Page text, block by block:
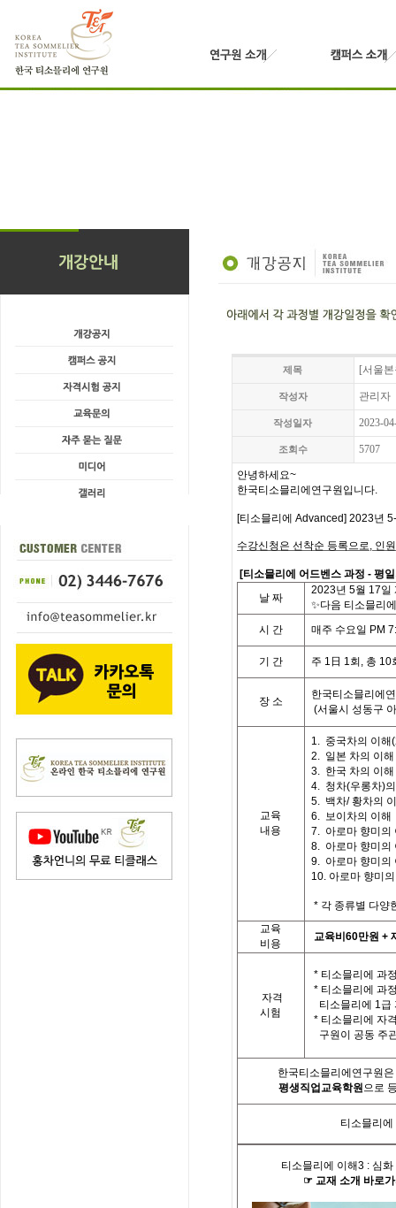
제목 [서울
작성자 관리자
작성일자 2023-
조회수 5707
안녕하세요~
한국티소믈리에연구원입니다.
[티소믈리에 Advanced] 2023년
수강신청은 선착순 등록으로, 인
[티소믈리에 어드벤스 과정 - 평
날 짜
2023년 5월 17일
✨다음 티소믈리
시
간 매주 수요일 PM
기 간 주 1 日 1회 , 총 10
장 소
한국티소믈리에
(서울시 성동구
교육
내용
1. 중국차의 이해
2. 일본 차의 이해
3. 한국 차의 이해
4. 청차(우롱차)
5. 백차/ 황차의
6. 보이차의 이해
7. 아로마 향미의
8. 아로마 향미의
9. 아로마 향미의
10. 아로마 향미
* 각 종류별 다양
교육
비용
교육비 60만원 +
자격
시험
* 티소믈리에 과
* 티소믈리에 과
티소믈리에 1급
* 티소믈리에 자
구원이 공동 주
한국티소믈리에연구원
평생직업교육학원으로
티소믈리에
티소믈리에 이해3 : 심화
☞ 교재 소개 바로